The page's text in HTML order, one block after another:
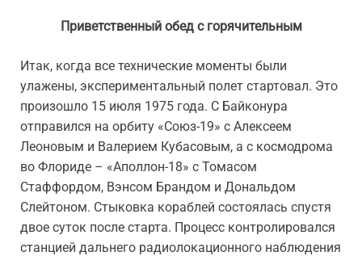
Приветственный обед с горячительным
Итак, когда все технические моменты были
улажены, экспериментальный полет стартовал. Это
произошло 15 июля 1975 года. С Байконура
отправился на орбиту «Союз-19» с Алексеем
Леоновым и Валерием Кубасовым, а с космодрома
во Флориде – «Аполлон-18» с Томасом
Стаффордом, Вэнсом Брандом и Дональдом
Слейтоном. Стыковка кораблей состоялась спустя
двое суток после старта. Процесс контролировался
станцией дальнего радиолокационного наблюдения